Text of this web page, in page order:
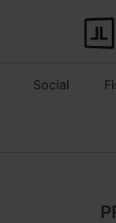
Social